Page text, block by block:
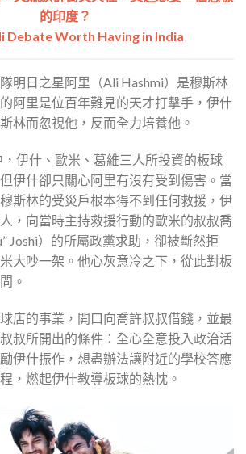
的印度？
Debate Worth Having in India
明日之星阿里（Ali Hashmi）是穆斯林
阿里是位百年難見的天才打擊手，伊什
林而忽視他，反而全力培養他。
伊什、歐米、葛維三人所投資的板球
伊什卻只關心阿里有沒有受到傷害。當
斯林的受災戶根本得不到任何救援，伊
，向當時主持救援行動的歐米的叔叔喬
Joshi）的所屬政黨求助，卻被斷然拒
大吵一架。他心灰意冷之下，從此對板
。
店的事業，開口向喬許叔叔借錢，並最
叔所開出的條件：全心全意投入政治活
伊什振作，想盡辦法讓附近的學校答應
，燃起伊什教導板球的熱忱。